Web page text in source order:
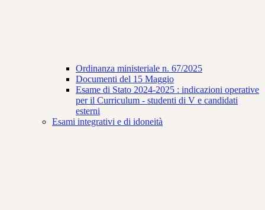
Ordinanza ministeriale n. 67/2025
Documenti del 15 Maggio
Esame di Stato 2024-2025 : indicazioni operative
per il Curriculum - studenti di V e candidati
esterni
Esami integrativi e di idoneità